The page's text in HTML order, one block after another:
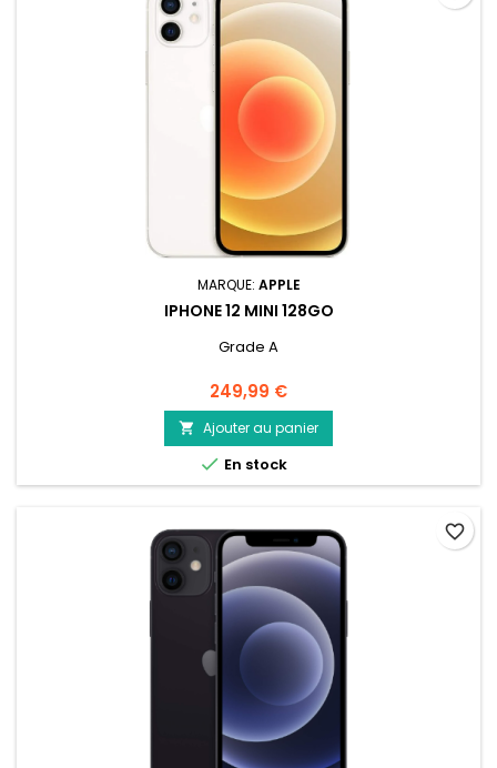
MARQUE: APPLE
IPHONE 12 MINI 128GO
Grade A
Prix
249,99 €
 Ajouter au panier
 En stock
favorite_border